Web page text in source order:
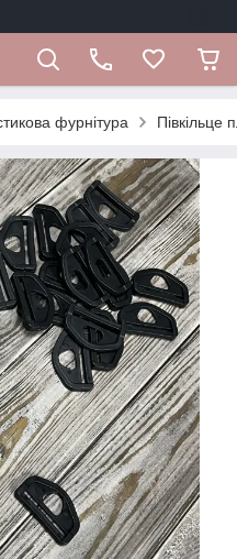
фурнітура Півкільце